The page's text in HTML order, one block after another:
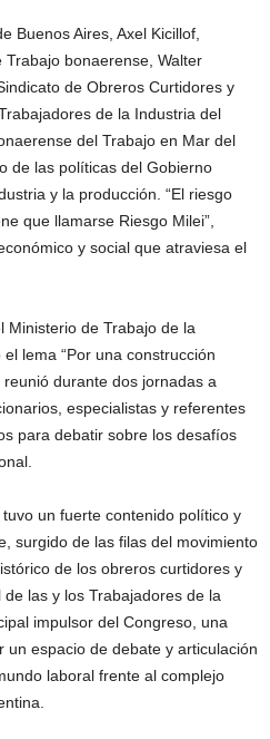
Buenos Aires, Axel Kicillof,
bonaerense, Walter
de Obreros Curtidores y
de la Industria del
del Trabajo en Mar del
de las políticas del Gobierno
y la producción. “El riesgo
que llamarse Riesgo Milei”,
y social que atraviesa el
Ministerio de Trabajo de la
lema “Por una construcción
durante dos jornadas a
especialistas y referentes
para debatir sobre los desafíos
un fuerte contenido político y
surgido de las filas del movimiento
de los obreros curtidores y
las y los Trabajadores de la
impulsor del Congreso, una
un espacio de debate y articulación
laboral frente al complejo